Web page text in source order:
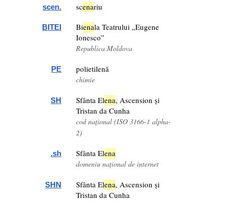
scen. scenariu
BITEI Bienala Teatrului „Eugene
Ionesco”
Republica Moldova
PE polietilenă
chimie
SH Sfânta Elena, Ascension și
Tristan da Cunha
cod național (ISO 3166-1 alpha-
2)
.sh Sfânta Elena
domeniu național de internet
SHN Sfânta Elena, Ascension și
Tristan da Cunha